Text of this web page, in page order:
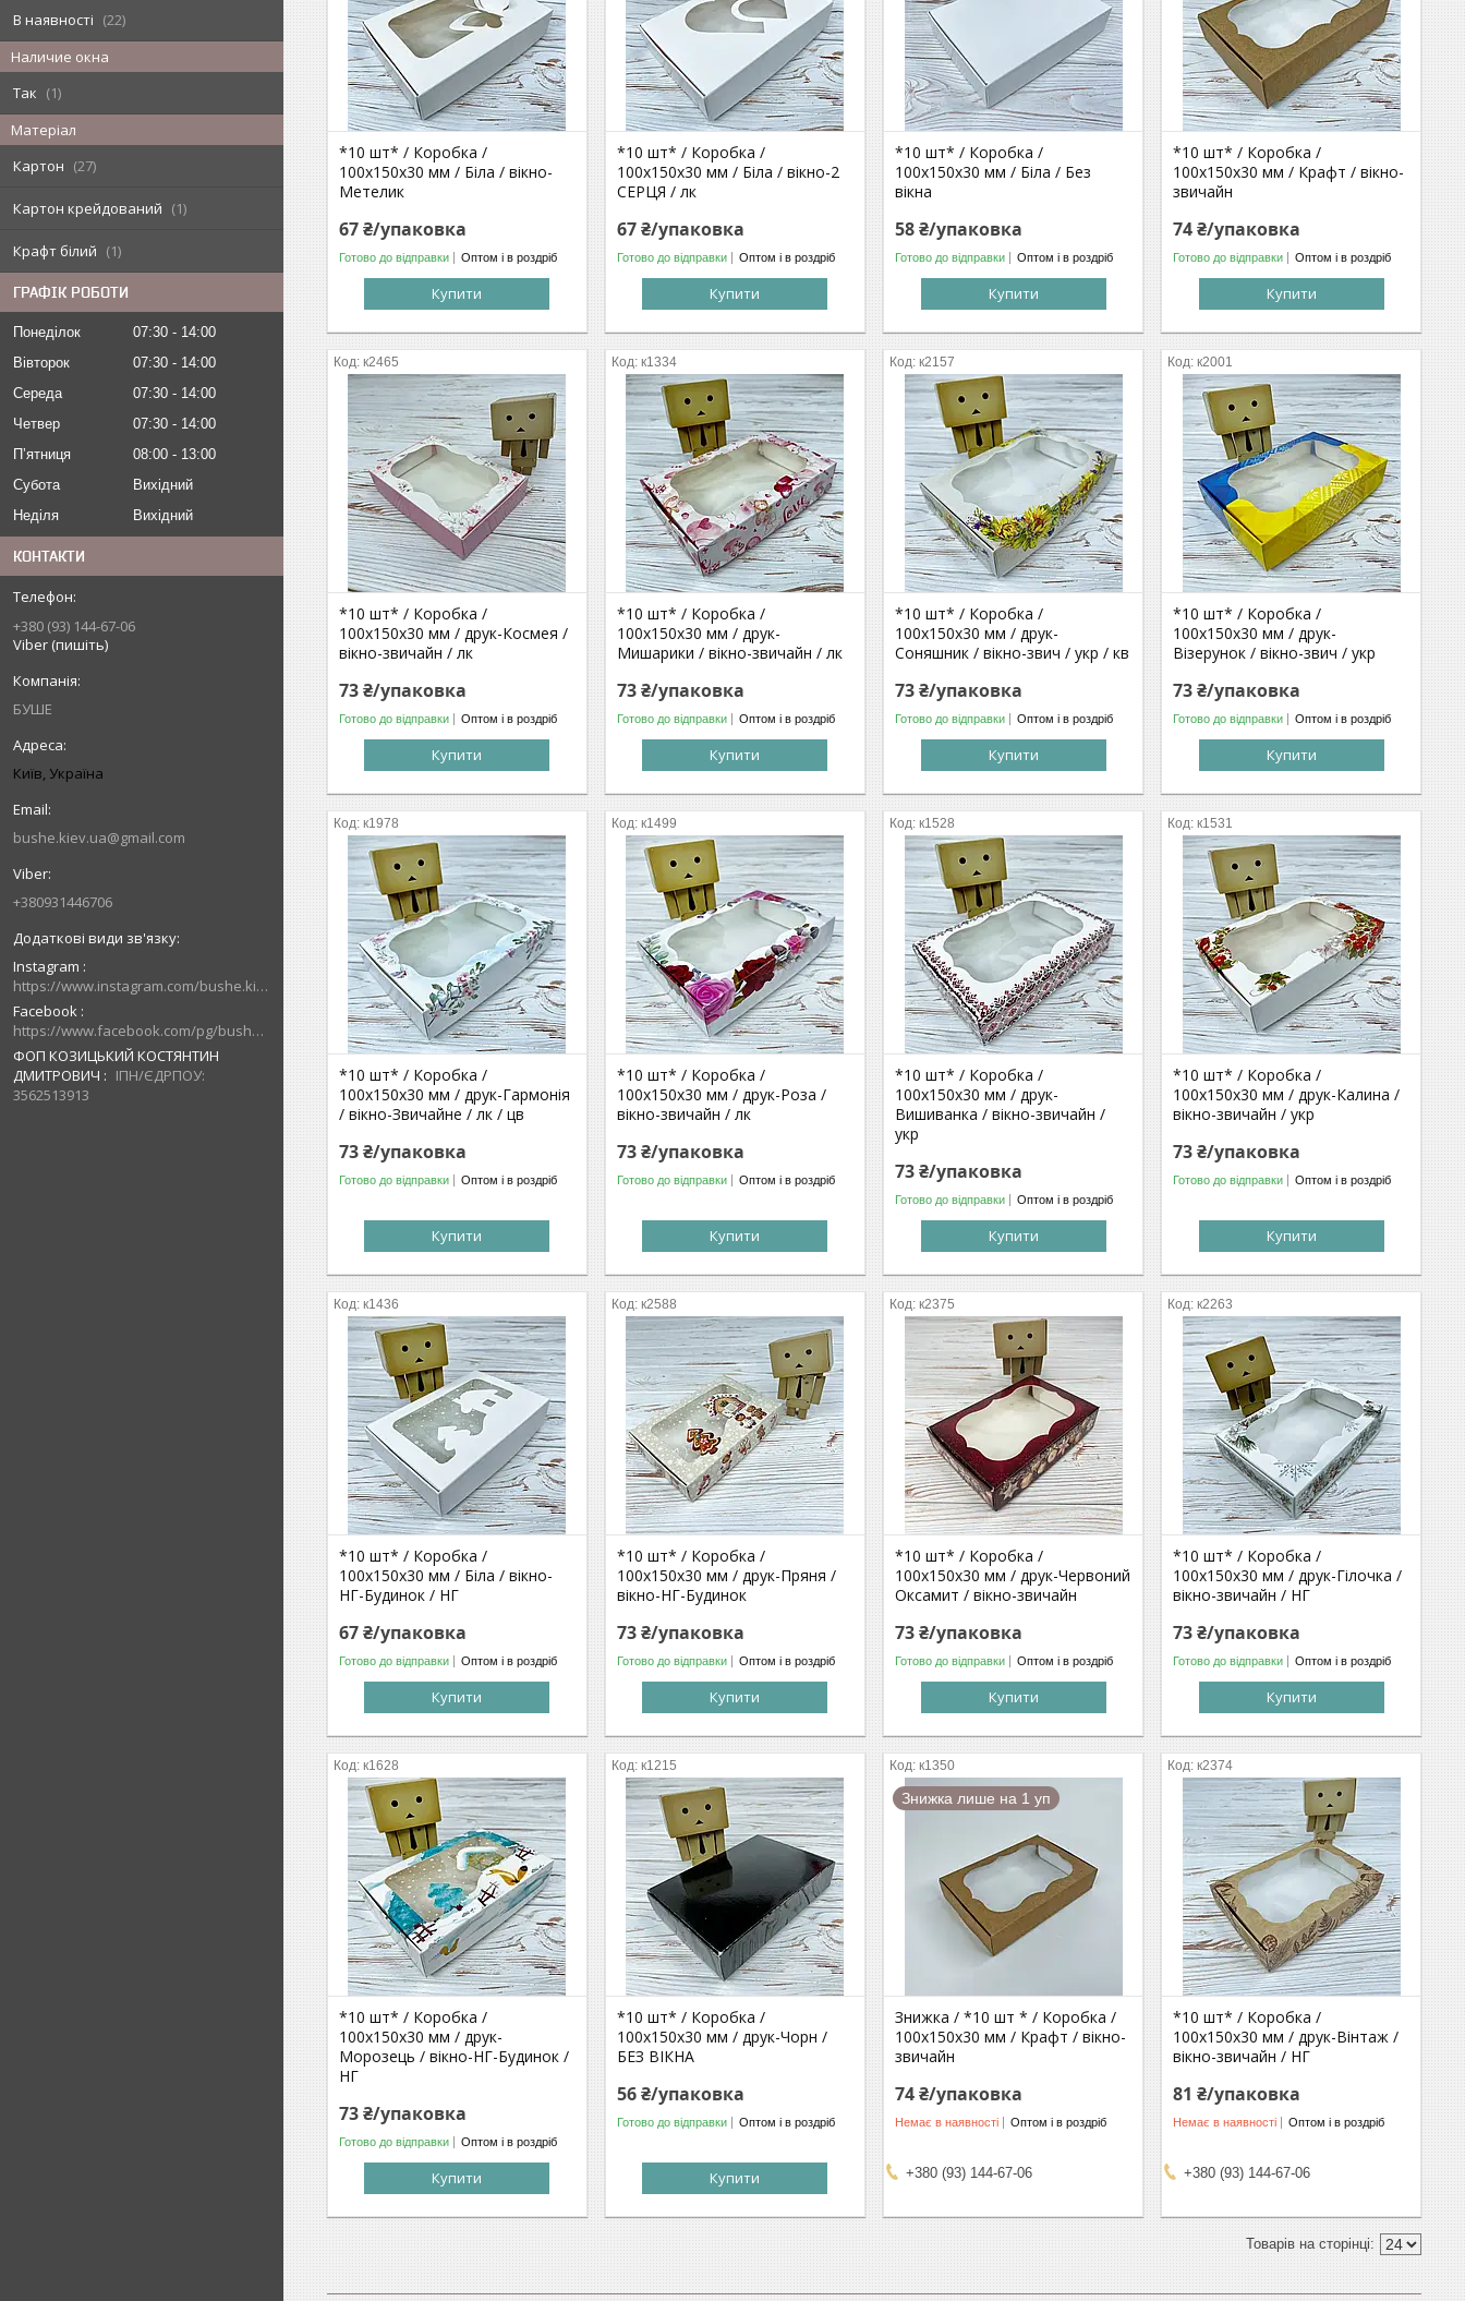
В наявності
22
Наличие окна
Так
1
Матеріал
Картон
27
Картон крейдований 1
Крафт білий 1
ГРАФІК РОБОТИ
Понеділок 07:30
14:00
Вівторок
07:30
14:00
Середа
07:30
14:00
Четвер
07:30
14:00
Пʼятниця
08:00
13:00
Субота
Вихідний
Неділя
Вихідний
КОНТАКТИ
+380 (93) 144-67-06
Viber (пишіть)
БУШЕ
Київ, Україна
bushe.kiev.ua@gmail.com
+380931446706
Instagram
https://www.instagram.com/bushe.kiev.ua/
Facebook
https://www.facebook.com/pg/bushe.kiev.ua/posts/
ФОП КОЗИЦЬКИЙ КОСТЯНТИН
ДМИТРОВИЧ
ІПН/ЄДРПОУ:
3562513913
*10 шт* / Коробка /
100х150х30 мм / Біла / вікно-
Метелик
67 ₴/упаковка
Готово до відправки Оптом і в роздріб
Купити
*10 шт* / Коробка /
100х150х30 мм / Біла / вікно-2
СЕРЦЯ / лк
67 ₴/упаковка
Готово до відправки Оптом і в роздріб
Купити
*10 шт* / Коробка /
100х150х30 мм / Біла / Без
вікна
58 ₴/упаковка
Готово до відправки Оптом і в роздріб
Купити
*10 шт* / Коробка /
100х150х30 мм / Крафт / вікно-
звичайн
74 ₴/упаковка
Готово до відправки Оптом і в роздріб
Купити
к2465
*10 шт* / Коробка /
100х150х30 мм / друк-Космея /
вікно-звичайн / лк
73 ₴/упаковка
Готово до відправки Оптом і в роздріб
Купити
к1334
*10 шт* / Коробка /
100х150х30 мм / друк-
Мишарики / вікно-звичайн / лк
73 ₴/упаковка
Готово до відправки Оптом і в роздріб
Купити
к2157
*10 шт* / Коробка /
100х150х30 мм / друк-
Соняшник / вікно-звич / укр / кв
73 ₴/упаковка
Готово до відправки Оптом і в роздріб
Купити
к2001
*10 шт* / Коробка /
100х150х30 мм / друк-
Візерунок / вікно-звич / укр
73 ₴/упаковка
Готово до відправки Оптом і в роздріб
Купити
к1978
*10 шт* / Коробка /
100х150х30 мм / друк-Гармонія
/ вікно-Звичайне / лк / цв
73 ₴/упаковка
Готово до відправки Оптом і в роздріб
Купити
к1499
*10 шт* / Коробка /
100х150х30 мм / друк-Роза /
вікно-звичайн / лк
73 ₴/упаковка
Готово до відправки Оптом і в роздріб
Купити
к1528
*10 шт* / Коробка /
100х150х30 мм / друк-
Вишиванка / вікно-звичайн /
укр
73 ₴/упаковка
Готово до відправки Оптом і в роздріб
Купити
к1531
*10 шт* / Коробка /
100х150х30 мм / друк-Калина /
вікно-звичайн / укр
73 ₴/упаковка
Готово до відправки Оптом і в роздріб
Купити
к1436
*10 шт* / Коробка /
100х150х30 мм / Біла / вікно-
НГ-Будинок / НГ
67 ₴/упаковка
Готово до відправки Оптом і в роздріб
Купити
к2588
*10 шт* / Коробка /
100х150х30 мм / друк-Пряня /
вікно-НГ-Будинок
73 ₴/упаковка
Готово до відправки Оптом і в роздріб
Купити
к2375
*10 шт* / Коробка /
100х150х30 мм / друк-Червоний
Оксамит / вікно-звичайн
73 ₴/упаковка
Готово до відправки Оптом і в роздріб
Купити
к2263
*10 шт* / Коробка /
100х150х30 мм / друк-Гілочка /
вікно-звичайн / НГ
73 ₴/упаковка
Готово до відправки Оптом і в роздріб
Купити
к1628
*10 шт* / Коробка /
100х150х30 мм / друк-
Морозець / вікно-НГ-Будинок /
НГ
73 ₴/упаковка
Готово до відправки Оптом і в роздріб
Купити
к1215
*10 шт* / Коробка /
100х150х30 мм / друк-Чорн /
БЕЗ ВІКНА
56 ₴/упаковка
Готово до відправки Оптом і в роздріб
Купити
к1350
Знижка лише на 1 уп
Знижка / *10 шт * / Коробка /
100х150х30 мм / Крафт / вікно-
звичайн
74 ₴/упаковка
Немає в наявності Оптом і в роздріб
+380 (93) 144-67-06
к2374
*10 шт* / Коробка /
100х150х30 мм / друк-Вінтаж /
вікно-звичайн / НГ
81 ₴/упаковка
Немає в наявності Оптом і в роздріб
+380 (93) 144-67-06